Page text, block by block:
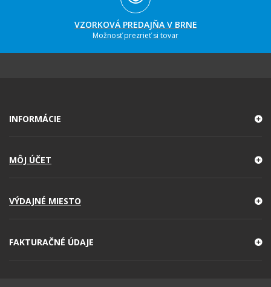
VZORKOVÁ PREDAJŇA V BRNE
Možnosť prezrieť si tovar
INFORMÁCIE
MÔJ ÚČET
VÝDAJNÉ MIESTO
FAKTURAČNÉ ÚDAJE